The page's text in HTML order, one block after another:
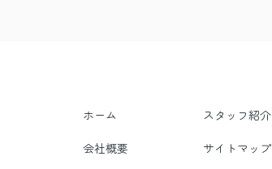
ホーム スタッフ紹介
会社概要 サイトマップ